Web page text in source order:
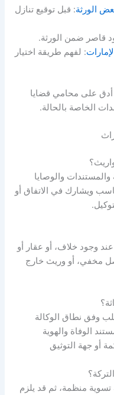
الورثة: قبل توقيع تنازل
قاصر ضمن الورثة.
: لفهم طريقة اختيار
على محامي قضايا
الخاصة بالحالة.
والوصايا
ويشارك في الاتفاق أو
وجود خلاف، أو عقار أو
مخفي، أو وريث خارج
وفق نطاق الوكالة
الوفاة والهوية
أو جهة التوثيق
تسوية منظمة، ثم قد يلزم